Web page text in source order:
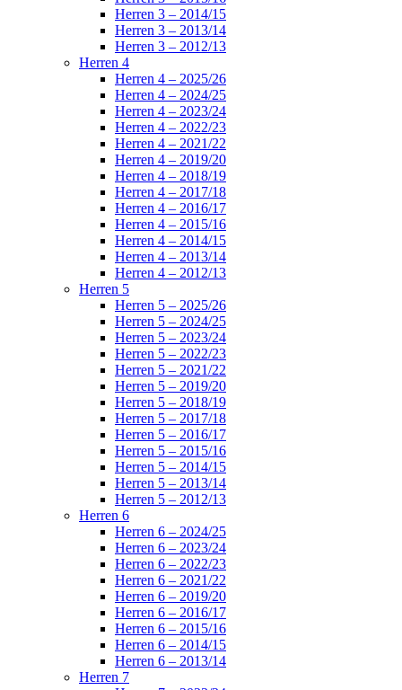
Herren 3 – 2014/15
Herren 3 – 2013/14
Herren 3 – 2012/13
Herren 4
Herren 4 – 2025/26
Herren 4 – 2024/25
Herren 4 – 2023/24
Herren 4 – 2022/23
Herren 4 – 2021/22
Herren 4 – 2019/20
Herren 4 – 2018/19
Herren 4 – 2017/18
Herren 4 – 2016/17
Herren 4 – 2015/16
Herren 4 – 2014/15
Herren 4 – 2013/14
Herren 4 – 2012/13
Herren 5
Herren 5 – 2025/26
Herren 5 – 2024/25
Herren 5 – 2023/24
Herren 5 – 2022/23
Herren 5 – 2021/22
Herren 5 – 2019/20
Herren 5 – 2018/19
Herren 5 – 2017/18
Herren 5 – 2016/17
Herren 5 – 2015/16
Herren 5 – 2014/15
Herren 5 – 2013/14
Herren 5 – 2012/13
Herren 6
Herren 6 – 2024/25
Herren 6 – 2023/24
Herren 6 – 2022/23
Herren 6 – 2021/22
Herren 6 – 2019/20
Herren 6 – 2016/17
Herren 6 – 2015/16
Herren 6 – 2014/15
Herren 6 – 2013/14
Herren 7